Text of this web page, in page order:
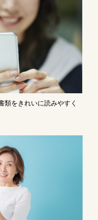
類をきれいに読みやすく